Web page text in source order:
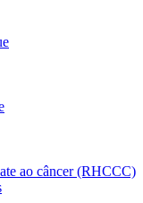
ao câncer (RHCCC)